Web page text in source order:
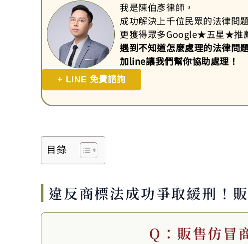
我是陳伯彥律師，
成功解決上千位民眾的法律問
更獲得眾多Google★五星★推
遇到不知道怎麼處理的法律問
加line讓我們幫你協助處理！
+ LINE 免費諮詢
目錄
違反商標法成功爭取緩刑！
Q：販售仿冒